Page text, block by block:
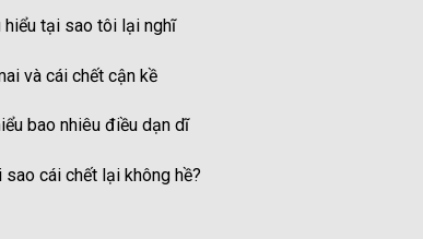
hiểu tại sao tôi lại nghĩ
và cái chết cận kề
bao nhiêu điều dạn dĩ
sao cái chết lại không hề?